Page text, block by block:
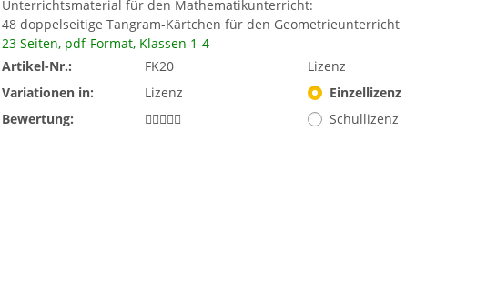
Unterrichtsmaterial für den Mathematikunterricht:
48 doppelseitige Tangram-Kärtchen für den Geometrieunterricht
23 Seiten, pdf-Format, Klassen 1-4
Artikel-Nr.:
FK20
Variationen in:
Lizenz
Bewertung:
Lizenz
Einzellizenz
Schullizenz